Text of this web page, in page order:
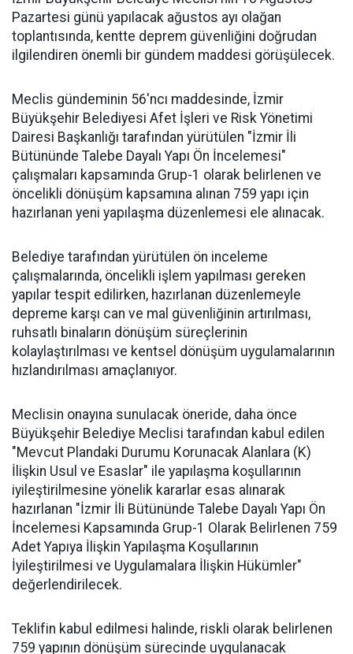
Pazartesi günü yapılacak ağustos ayı olağan
toplantısında, kentte deprem güvenliğini doğrudan
ilgilendiren önemli bir gündem maddesi görüşülecek.
Meclis gündeminin 56'ncı maddesinde, İzmir
Büyükşehir Belediyesi Afet İşleri ve Risk Yönetimi
Dairesi Başkanlığı tarafından yürütülen "İzmir İli
Bütününde Talebe Dayalı Yapı Ön İncelemesi"
çalışmaları kapsamında Grup-1 olarak belirlenen ve
öncelikli dönüşüm kapsamına alınan 759 yapı için
hazırlanan yeni yapılaşma düzenlemesi ele alınacak.
Belediye tarafından yürütülen ön inceleme
çalışmalarında, öncelikli işlem yapılması gereken
yapılar tespit edilirken, hazırlanan düzenlemeyle
depreme karşı can ve mal güvenliğinin artırılması,
ruhsatlı binaların dönüşüm süreçlerinin
kolaylaştırılması ve kentsel dönüşüm uygulamalarının
hızlandırılması amaçlanıyor.
Meclisin onayına sunulacak öneride, daha önce
Büyükşehir Belediye Meclisi tarafından kabul edilen
"Mevcut Plandaki Durumu Korunacak Alanlara (K)
İlişkin Usul ve Esaslar" ile yapılaşma koşullarının
iyileştirilmesine yönelik kararlar esas alınarak
hazırlanan "İzmir İli Bütününde Talebe Dayalı Yapı Ön
İncelemesi Kapsamında Grup-1 Olarak Belirlenen 759
Adet Yapıya İlişkin Yapılaşma Koşullarının
İyileştirilmesi ve Uygulamalara İlişkin Hükümler"
değerlendirilecek.
Teklifin kabul edilmesi halinde, riskli olarak belirlenen
759 yapının dönüşüm sürecinde uygulanacak